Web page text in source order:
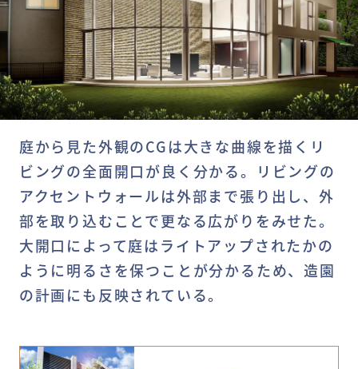
庭から見た外観のCGは大きな曲線を描くリ
ビングの全面開口が良く分かる。リビングの
アクセントウォールは外部まで張り出し、外
部を取り込むことで更なる広がりをみせた。
大開口によって庭はライトアップされたかの
ように明るさを保つことが分かるため、造園
の計画にも反映されている。